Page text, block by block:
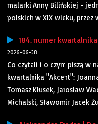
malarki Anny Bilińskiej -
polskich w XIX wieku, przez
184. numer
2026-06-28
Co czytali i o czym piszą w
kwartalnika "Akcent":
Tomasz Kłusek, Jarosław
Michalski, Sławomir Jacek